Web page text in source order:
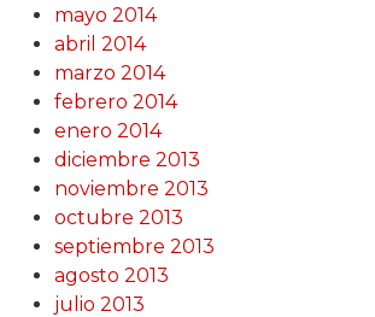
mayo 2014
abril 2014
marzo 2014
febrero 2014
enero 2014
diciembre 2013
noviembre 2013
octubre 2013
septiembre 2013
agosto 2013
julio 2013